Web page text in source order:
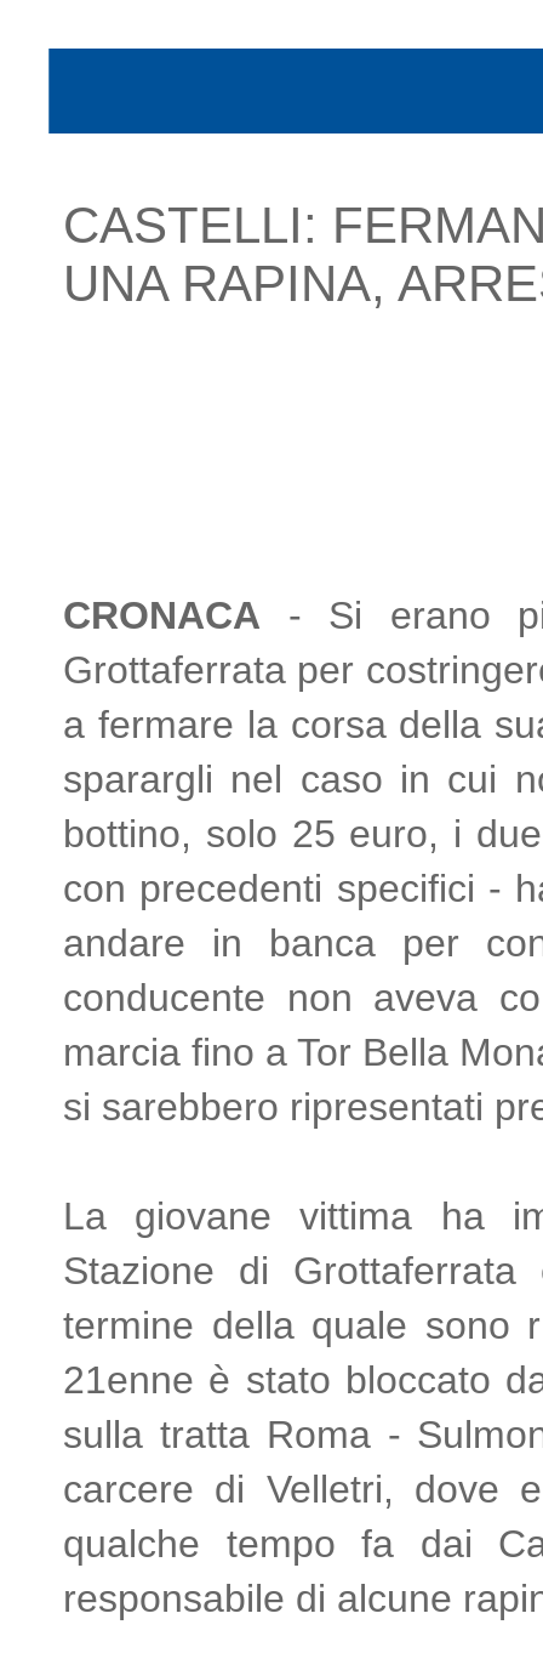
CASTELLI:
UNA RAPINA,
CRONACA - Si erano
Grottaferrata per
a fermare la corsa della
sparargli nel caso in cui
bottino, solo 25 euro, i
con precedenti specifici -
andare in banca per
conducente non aveva
marcia fino a Tor Bella
si sarebbero ripresentati
La giovane vittima ha
Stazione di
termine della quale sono
21enne è stato bloccato
sulla tratta Roma -
carcere di Velletri, dove
qualche tempo fa dai
responsabile di alcune